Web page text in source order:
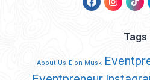
Tags
About Us Elon Musk